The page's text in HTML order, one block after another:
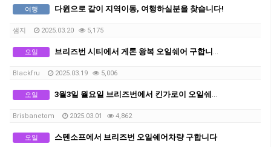
여행 다윈으로 같이 지역이동, 여행하실분을 찾습니다!
샘지 2025.03.20 5,175
오일 브리즈번 시티에서 게톤 왕복 오일쉐어 구합니다. (차X)
Blackfru 2025.03.19 5,006
오일 3월3일 월요일 브리즈번에서 킨가로이 오일쉐어 차량구합니다.
Brisbanetom 2025.03.01 4,862
오일 스텐소프에서 브리즈번 오일쉐어차량 구합니다